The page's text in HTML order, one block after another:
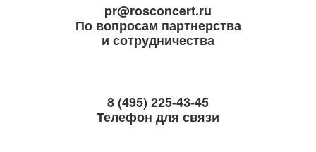
pr@rosconcert.ru
По вопросам партнерства
и сотрудничества
8 (495) 225-43-45
Телефон для связи